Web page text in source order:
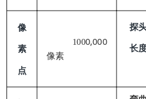
像
素
点
1000,000
像素
探
长